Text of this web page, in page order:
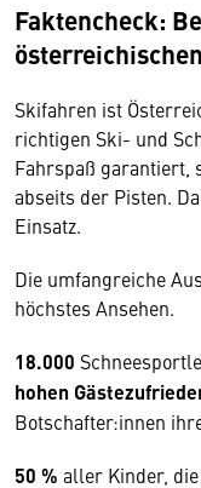
Faktencheck:
Skifahren ist
richtigen Ski- und
Fahrspaß garantiert,
abseits der Pisten.
Einsatz.
Die umfangreiche
höchstes Ansehen.
18.000
hohen
Botschafter:innen
50 % aller Kinder,